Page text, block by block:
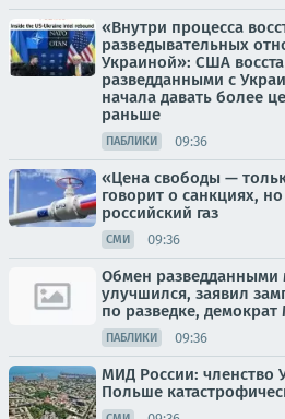
«Внутри процесса
разведывательных
Украиной»: США
разведданными с
начала давать более
раньше
ПАБЛИКИ 09:36
«Цена свободы —
говорит о санкциях,
российский газ
СМИ 09:36
Обмен
улучшился, заявил
по разведке,
ПАБЛИКИ 09:36
МИД России: членство
Польше